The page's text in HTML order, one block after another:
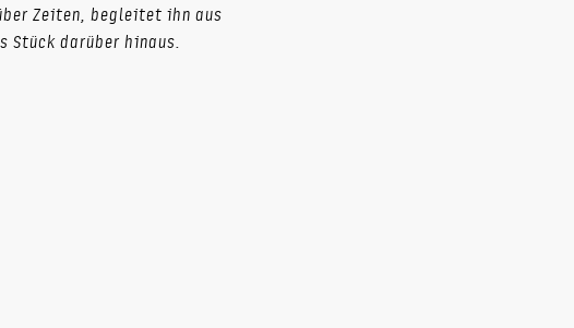
Zeiten, begleitet ihn aus
Stück darüber hinaus.